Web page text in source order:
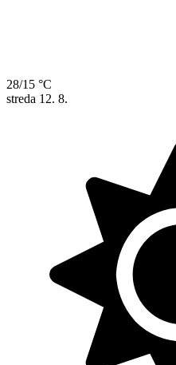
28/15 °C
streda 12. 8.